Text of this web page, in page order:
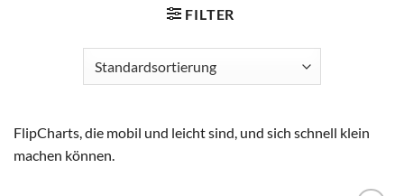
FILTER
FlipCharts, die mobil und leicht sind, und sich schnell klein
machen können.